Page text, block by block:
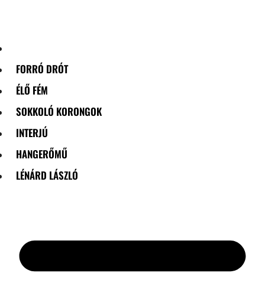
FORRÓ DRÓT
ÉLŐ FÉM
SOKKOLÓ KORONGOK
INTERJÚ
HANGERŐMŰ
LÉNÁRD LÁSZLÓ